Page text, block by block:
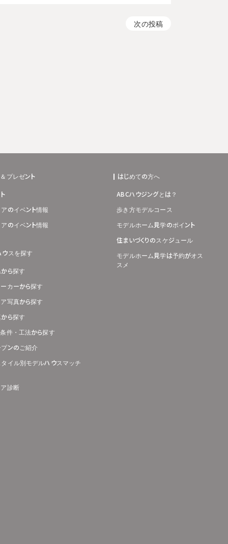
次の投稿
プレゼント
のイベント情報
のイベント情報
ウスを探す
ら探す
カーから探す
写真から探す
ら探す
件・工法から探す
ンのご紹介
イル別モデルハウスマッチ
診断
はじめての方へ
ABCハウジングとは？
歩き方モデルコース
モデルホーム見学のポイント
住まいづくりのスケジュール
モデルホーム見学は予約がオス
スメ